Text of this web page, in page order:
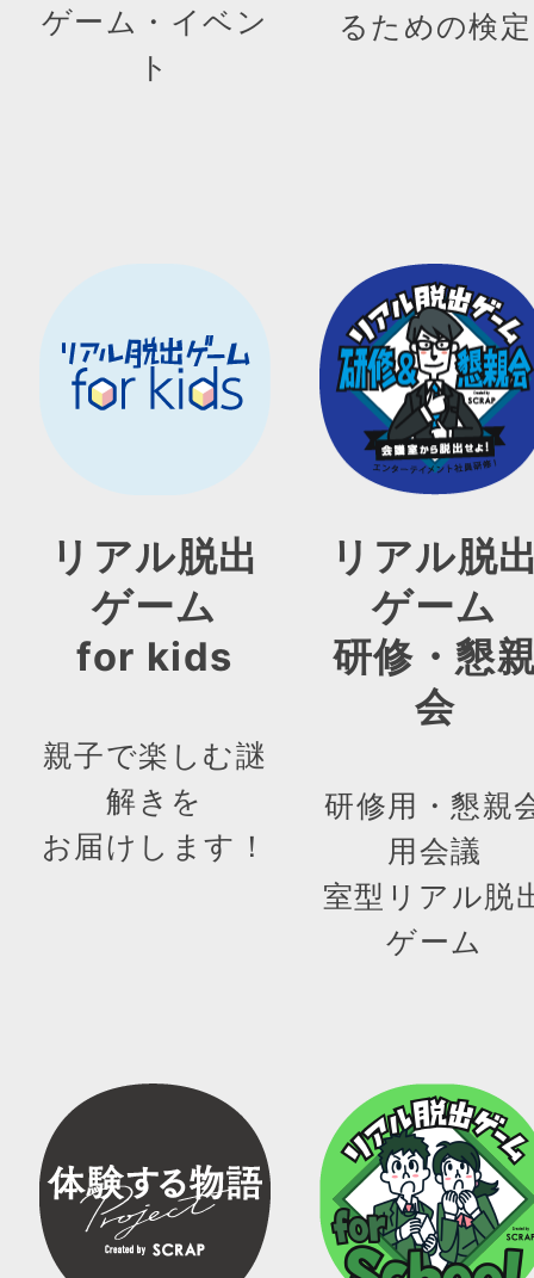
ゲーム・イベン
ト
るための検定
リアル脱出
ゲーム
for kids
親子で楽しむ謎
解きを
お届けします！
リアル脱
ゲーム
研修・懇
会
研修用・懇親
用会議
室型リアル脱
ゲーム